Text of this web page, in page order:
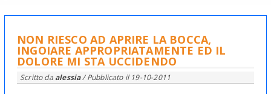
NON RIESCO AD APRIRE LA BOCCA,
INGOIARE APPROPRIATAMENTE ED IL
DOLORE MI STA UCCIDENDO
Scritto da alessia/ Pubblicato il 19-10-2011